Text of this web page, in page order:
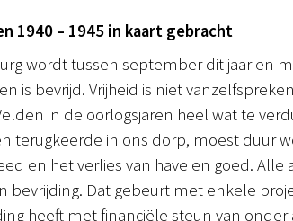
1940 – 1945 in kaart gebracht
wordt tussen september dit jaar en
is bevrijd. Vrijheid is niet
in de oorlogsjaren heel wat te
terugkeerde in ons dorp, moest duur
en het verlies van have en goed.
bevrijding. Dat gebeurt met enkele
heeft met financiële steun van